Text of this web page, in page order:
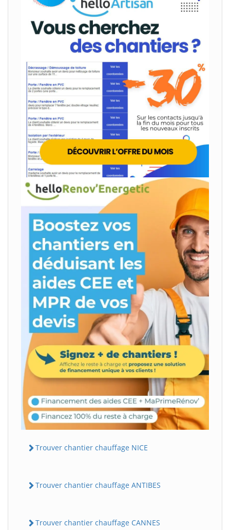
Trouver chantier chauffage NICE
Trouver chantier chauffage ANTIBES
Trouver chantier chauffage CANNES